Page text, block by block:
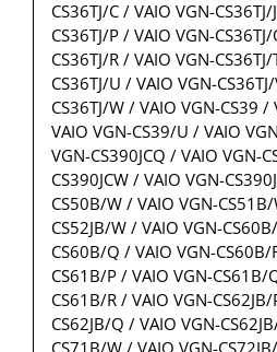
CS36TJ/C / VAIO VGN-
CS36TJ/P / VAIO VGN-
CS36TJ/R / VAIO VGN-
CS36TJ/U / VAIO VGN-
CS36TJ/W / VAIO VGN-CS39 /
VAIO VGN-CS39/U / VAIO
VGN-CS390JCQ / VAIO VGN-
CS390JCW / VAIO VGN-
CS50B/W / VAIO VGN-
CS52JB/W / VAIO VGN-
CS60B/Q / VAIO VGN-CS60B/
CS61B/P / VAIO VGN-CS61B/
CS61B/R / VAIO VGN-
CS62JB/Q / VAIO VGN-
CS71B/W / VAIO VGN-